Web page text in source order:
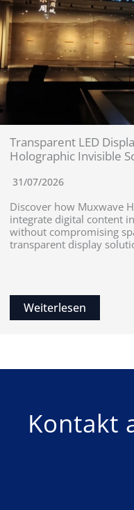
Transparent LED
Holographic Invisible
31/07/2026
Discover how Muxwave
integrate digital content
without compromising
transparent display
Weiterlesen
Kontakt